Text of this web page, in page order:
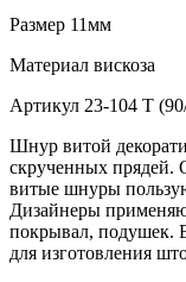
Размер 11мм
Материал вискоза
Артикул 23-104 T
Шнур витой
скрученных прядей.
витые шнуры
Дизайнеры
покрывал, подушек.
для изготовления